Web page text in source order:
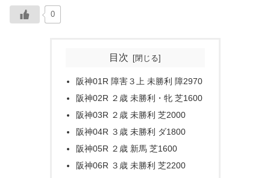
0
目次
阪神01R 障害３上 未勝利 障2970
阪神02R ２歳 未勝利・牝 芝1600
阪神03R ２歳 未勝利 芝2000
阪神04R ３歳 未勝利 ダ1800
阪神05R ２歳 新馬 芝1600
阪神06R ３歳 未勝利 芝2200